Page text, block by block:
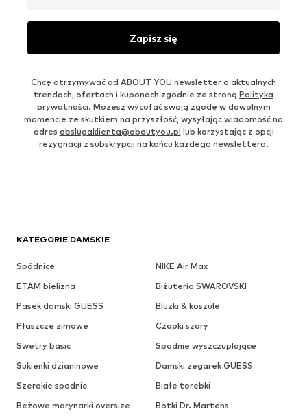
Zapisz się
Chcę otrzymywać od ABOUT YOU newsletter o aktualnych
trendach, ofertach i kuponach zgodnie ze stroną Polityka
prywatności. Możesz wycofać swoją zgodę w dowolnym
momencie ze skutkiem na przyszłość, wysyłając wiadomość na
adres obslugaklienta@aboutyou.pl lub korzystając z opcji
rezygnacji z subskrypcji na końcu każdego newslettera.
KATEGORIE DAMSKIE
Spódnice
NIKE Air Max
ETAM bielizna
Biżuteria SWAROVSKI
Pasek damski GUESS
Bluzki & koszule
Płaszcze zimowe
Czapki szary
Swetry basic
Spodnie wyszczuplające
Sukienki dzianinowe
Damski zegarek GUESS
Szerokie spodnie
Białe torebki
Beżowe marynarki oversize
Botki Dr. Martens